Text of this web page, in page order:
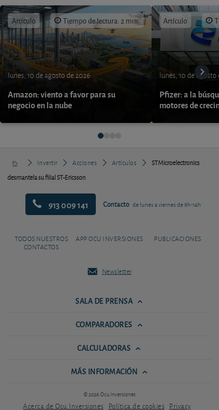
Artículo Tiempo de lectura: 2 min.
lunes, 10 de agosto de 2026
Amazon: viento a favor para su
negocio en la nube
Artículo
lunes, 10 de agosto
Pfizer: a la
motores de
Invertir Acciones Artículos
STMicroelectronics
desmantela su filial ST-Ericsson
913 009 141 Contacto de lunes a viernes de 9h-14h
TODOS NUESTROS
CONTACTOS
APP OCU INVERSIONES PUBLICACIONES
Newsletter
SALA DE PRENSA
COMPARADORES
CALCULADORAS
MÁS INFORMACIÓN
© 2026 Ocu Inversiones
Acerca de Ocu Inversiones Política de cookies Privacy